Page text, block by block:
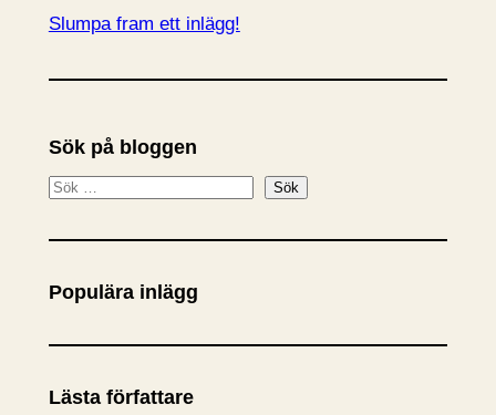
Slumpa fram ett inlägg!
Sök på bloggen
S
k
Sök
Populära inlägg
Lästa författare